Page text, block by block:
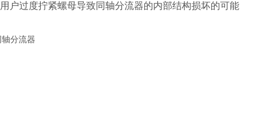
户过度拧紧螺母导致同轴分流器的内部结构损坏的可能